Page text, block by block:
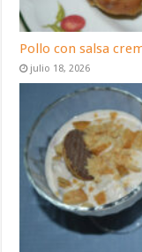
Pollo con salsa
julio 18, 2026